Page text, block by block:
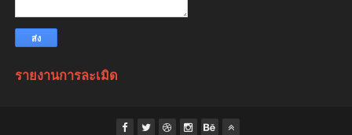
รายงานการละเมิด